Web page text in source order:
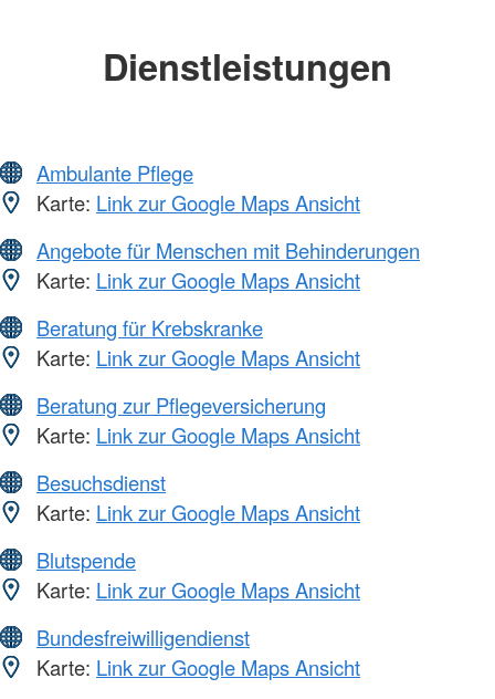
Dienstleistungen
Ambulante Pflege
Karte: Link zur Google Maps Ansicht
Angebote für Menschen mit Behinderungen
Karte: Link zur Google Maps Ansicht
Beratung für Krebskranke
Karte: Link zur Google Maps Ansicht
Beratung zur Pflegeversicherung
Karte: Link zur Google Maps Ansicht
Besuchsdienst
Karte: Link zur Google Maps Ansicht
Blutspende
Karte: Link zur Google Maps Ansicht
Bundesfreiwilligendienst
Karte: Link zur Google Maps Ansicht